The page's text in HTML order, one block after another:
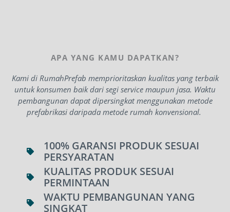
APA YANG KAMU DAPATKAN?
Kami di RumahPrefab memprioritaskan kualitas yang terbaik
untuk konsumen baik dari segi service maupun jasa. Waktu
pembangunan dapat dipersingkat menggunakan metode
prefabrikasi daripada metode rumah konvensional.
100% GARANSI PRODUK SESUAI
PERSYARATAN
KUALITAS PRODUK SESUAI
PERMINTAAN
WAKTU PEMBANGUNAN YANG
SINGKAT